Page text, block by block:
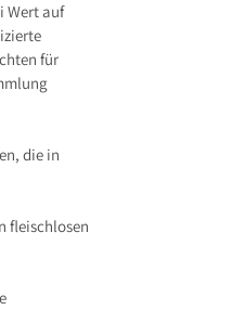
Wert auf
für
die in
fleischlosen